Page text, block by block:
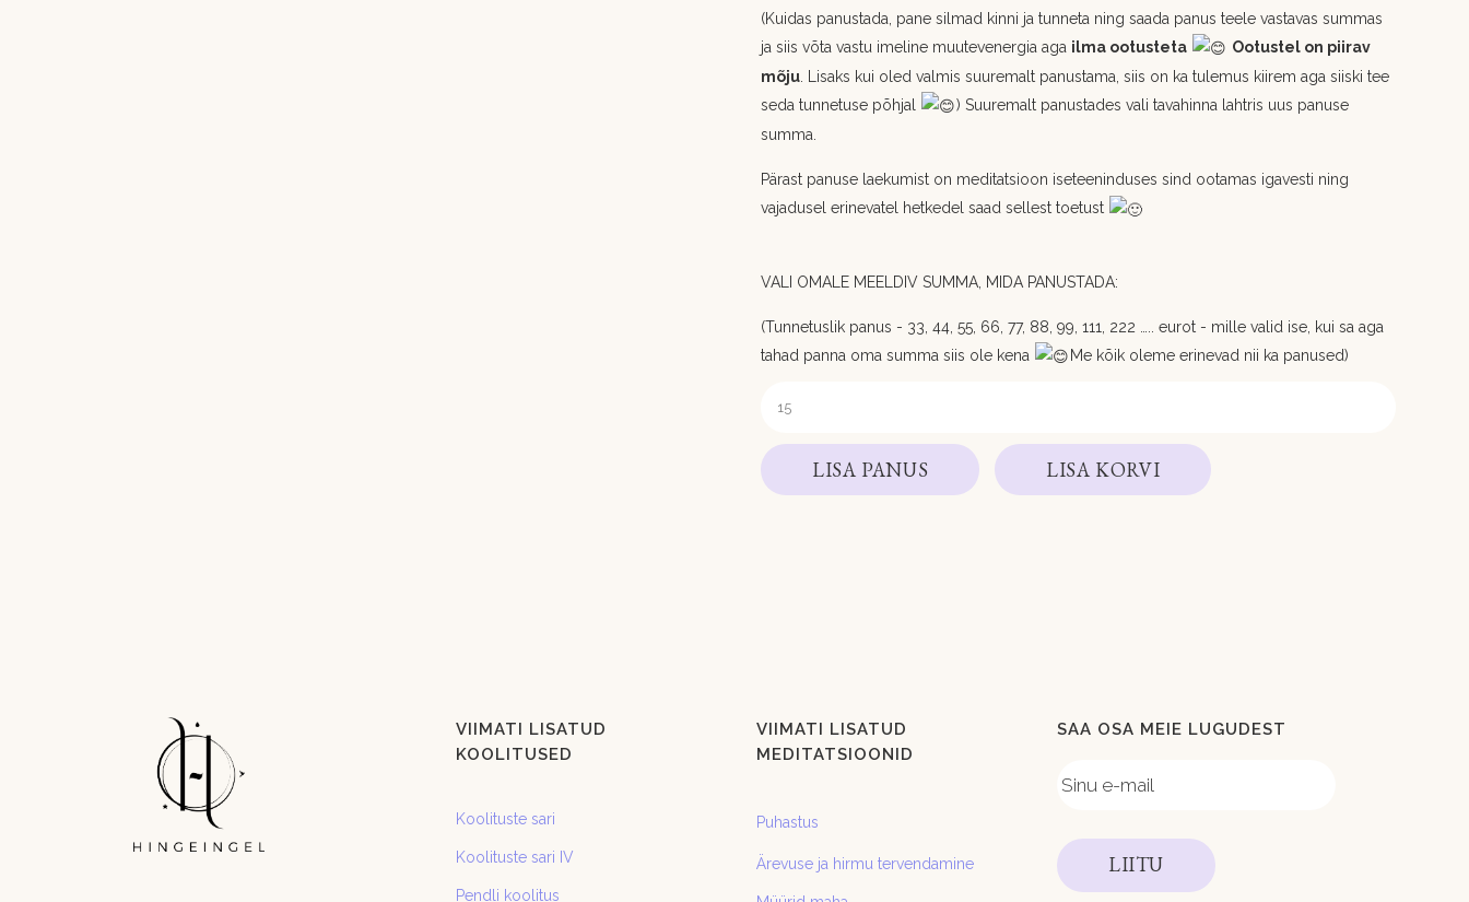
(Kuidas panustada, pane silmad kinni ja tunneta ning saada panus teele vastavas summas
ja siis võta vastu imeline muutevenergia aga ilma ootusteta
Ootustel on piirav
mõju . Lisaks kui oled valmis suuremalt panustama, siis on ka tulemus kiirem aga siiski tee
seda tunnetuse põhjal
) Suuremalt panustades vali tavahinna lahtris uus panuse
summa.
Pärast panuse laekumist on meditatsioon iseteeninduses sind ootamas igavesti ning
vajadusel erinevatel hetkedel saad sellest toetust
VALI OMALE MEELDIV SUMMA, MIDA PANUSTADA:
(Tunnetuslik panus - 33, 44, 55, 66, 77, 88, 99, 111, 222 ….. eurot - mille valid ise, kui sa aga
tahad panna oma summa siis ole kena
Me kõik oleme erinevad nii ka panused)
LISA PANUS LISA KORVI
VIIMATI LISATUD
KOOLITUSED
Koolituste sari
Koolituste sari IV
Pendli koolitus
VIIMATI LISATUD
MEDITATSIOONID
Puhastus
Ärevuse ja hirmu tervendamine
SAA OSA MEIE LUGUDEST